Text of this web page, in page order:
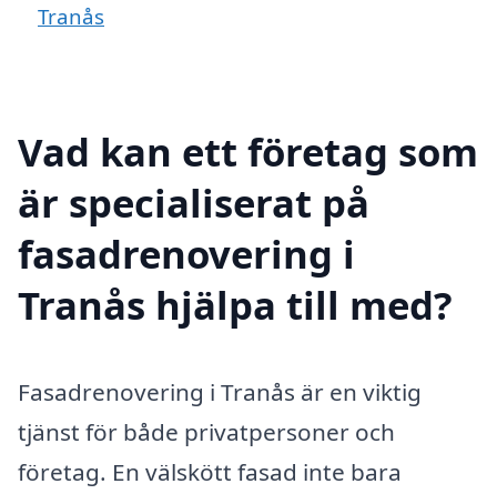
Tranås
Vad kan ett företag som
är specialiserat på
fasadrenovering i
Tranås hjälpa till med?
Fasadrenovering i Tranås är en viktig
tjänst för både privatpersoner och
företag. En välskött fasad inte bara